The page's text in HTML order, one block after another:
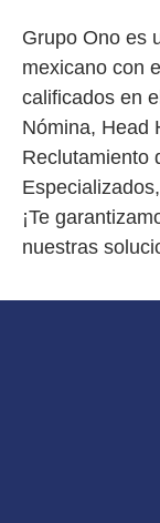
Grupo Ono es
mexicano con
calificados en
Nómina, Head
Reclutamiento
¡Te
nuestras